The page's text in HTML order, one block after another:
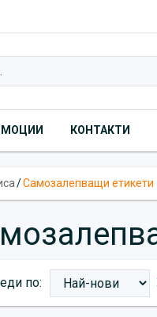
КОНТАКТИ
/Самозалепващи етикети
по: